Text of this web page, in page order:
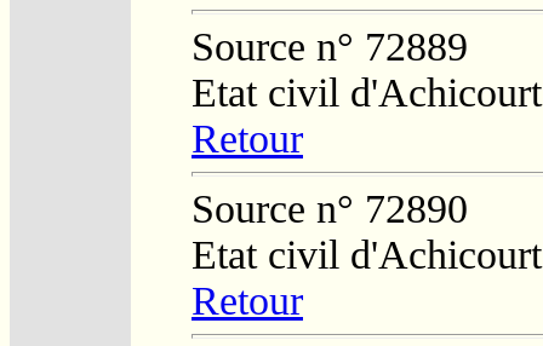
Source n° 72889
Etat civil d'Achicourt
Retour
Source n° 72890
Etat civil d'Achicourt
Retour